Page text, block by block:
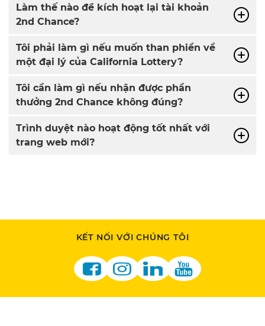
Làm thế nào để kích hoạt lại tài khoản
2nd Chance?
Tôi phải làm gì nếu muốn than phiền về
một đại lý của California Lottery?
Tôi cần làm gì nếu nhận được phần
thưởng 2nd Chance không đúng?
Trình duyệt nào hoạt động tốt nhất với
trang web mới?
KẾT NỐI VỚI CHÚNG TÔI